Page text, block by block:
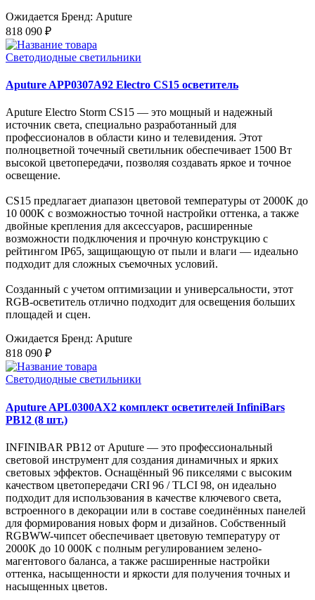
Ожидается Бренд: Aputure
818 090 ₽
Светодиодные светильники
Aputure APP0307A92 Electro CS15 осветитель
Aputure Electro Storm CS15 — это мощный и надежный
источник света, специально разработанный для
профессионалов в области кино и телевидения. Этот
полноцветной точечный светильник обеспечивает 1500 Вт
высокой цветопередачи, позволяя создавать яркое и точное
освещение.
CS15 предлагает диапазон цветовой температуры от 2000K до
10 000K с возможностью точной настройки оттенка, а также
двойные крепления для аксессуаров, расширенные
возможности подключения и прочную конструкцию с
рейтингом IP65, защищающую от пыли и влаги — идеально
подходит для сложных съемочных условий.
Созданный с учетом оптимизации и универсальности, этот
RGB-осветитель отлично подходит для освещения больших
площадей и сцен.
Ожидается Бренд: Aputure
818 090 ₽
Светодиодные светильники
Aputure APL0300AX2 комплект осветителей InfiniBars
PB12 (8 шт.)
INFINIBAR PB12 от Aputure — это профессиональный
световой инструмент для создания динамичных и ярких
световых эффектов. Оснащённый 96 пикселями с высоким
качеством цветопередачи CRI 96 / TLCI 98, он идеально
подходит для использования в качестве ключевого света,
встроенного в декорации или в составе соединённых панелей
для формирования новых форм и дизайнов. Собственный
RGBWW-чипсет обеспечивает цветовую температуру от
2000K до 10 000K с полным регулированием зелено-
магентового баланса, а также расширенные настройки
оттенка, насыщенности и яркости для получения точных и
насыщенных цветов.